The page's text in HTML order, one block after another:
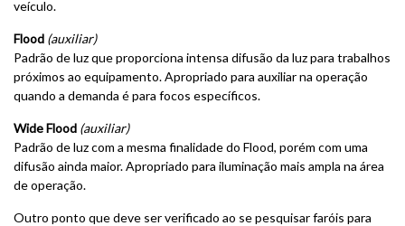
veículo.
Flood (auxiliar)
Padrão de luz que proporciona intensa difusão da luz para trabalhos
próximos ao equipamento. Apropriado para auxiliar na operação
quando a demanda é para focos específicos.
Wide Flood (auxiliar)
Padrão de luz com a mesma finalidade do Flood, porém com uma
difusão ainda maior. Apropriado para iluminação mais ampla na área
de operação.
Outro ponto que deve ser verificado ao se pesquisar faróis para